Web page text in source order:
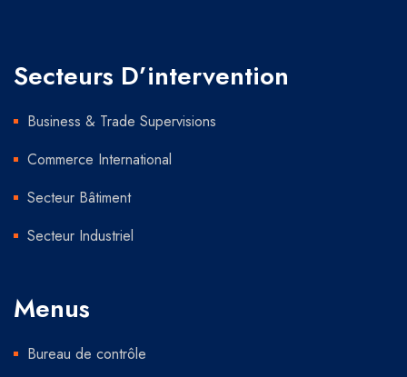
Secteurs D’intervention
Business & Trade Supervisions
Commerce International
Secteur Bâtiment
Secteur Industriel
Menus
Bureau de contrôle